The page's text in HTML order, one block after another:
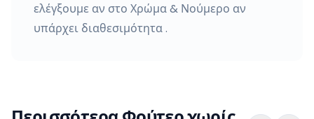
ελέγξουμε αν στο Χρώμα & Νούμερο αν
υπάρχει διαθεσιμότητα .